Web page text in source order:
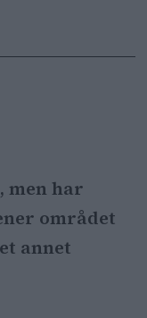
men har
området
annet